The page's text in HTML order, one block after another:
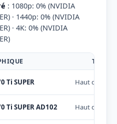
: 1080p: 0% (NVIDIA
· 1440p: 0% (NVIDIA
· 4K: 0% (NVIDIA
TIER
Ti SUPER Haut de
Ti SUPER AD102 Haut de